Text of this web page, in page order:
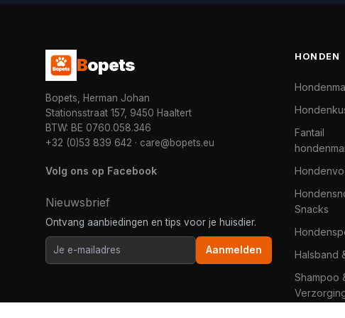
Bopets
Bopets, Herman Johan
Stationsstraat 157, 9450 Haaltert
BTW: BE 0760.058.346
+32 (0)53 839 642 · care@bopets.eu
Volg ons op Facebook
Nieuwsbrief
Ontvang aanbiedingen en tips voor je huisdier.
Aanmelden
HONDEN
Fantail
Snacks
Halsband
Shampoo